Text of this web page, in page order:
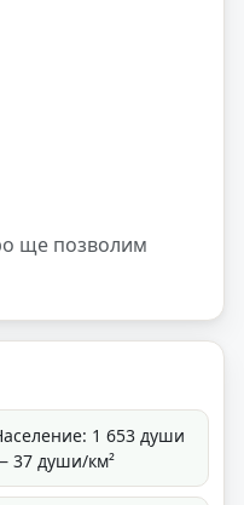
ще позволим
1 653 души
37 души/км²